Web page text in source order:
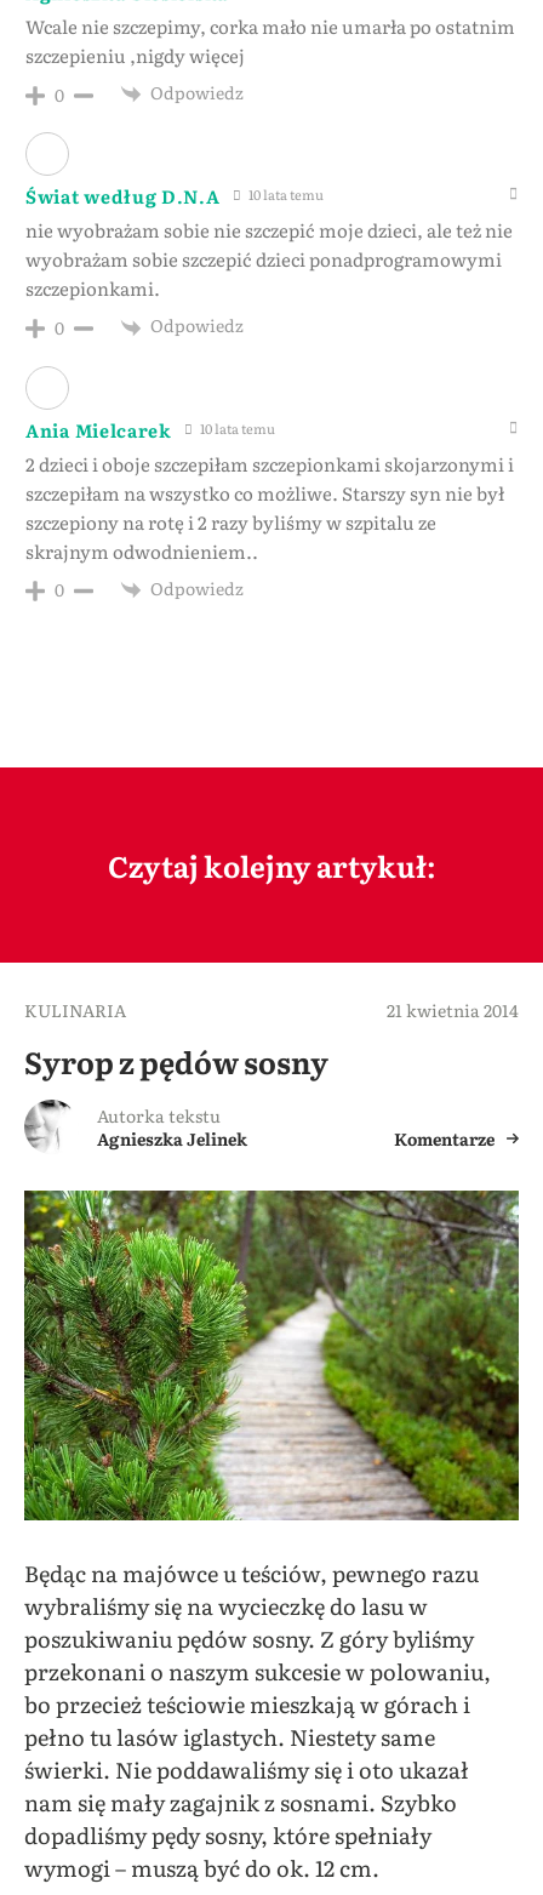
Wcale nie szczepimy, corka mało nie umarła po ostatnim
szczepieniu ,nigdy więcej
0 Odpowiedz
Świat według D.N.A 10 lata temu
nie wyobrażam sobie nie szczepić moje dzieci, ale też nie
wyobrażam sobie szczepić dzieci ponadprogramowymi
szczepionkami.
0 Odpowiedz
Ania Mielcarek 10 lata temu
2 dzieci i oboje szczepiłam szczepionkami skojarzonymi i
szczepiłam na wszystko co możliwe. Starszy syn nie był
szczepiony na rotę i 2 razy byliśmy w szpitalu ze
skrajnym odwodnieniem..
0 Odpowiedz
Czytaj kolejny artykuł:
KULINARIA 21 kwietnia 2014
Syrop z pędów sosny
Autorka tekstu
Agnieszka Jelinek
Komentarze
Będąc na majówce u teściów, pewnego razu
wybraliśmy się na wycieczkę do lasu w
poszukiwaniu pędów sosny. Z góry byliśmy
przekonani o naszym sukcesie w polowaniu,
bo przecież teściowie mieszkają w górach i
pełno tu lasów iglastych. Niestety same
świerki. Nie poddawaliśmy się i oto ukazał
nam się mały zagajnik z sosnami. Szybko
dopadliśmy pędy sosny, które spełniały
wymogi – muszą być do ok. 12 cm.